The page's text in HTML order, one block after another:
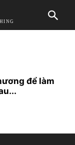
để làm